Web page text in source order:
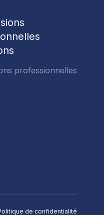
professionnelles
de confidentialité